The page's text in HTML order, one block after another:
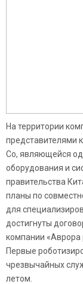
На территории
представителями
Co, являющейся
оборудования и
правительства
планы по
для
достигнуты
компании «Аврора
Первые
чрезвычайных
летом.